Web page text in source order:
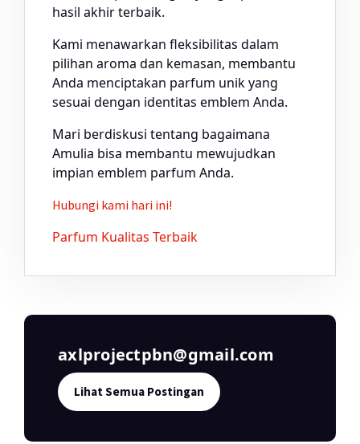
hasil akhir terbaik.
Kami menawarkan fleksibilitas dalam
pilihan aroma dan kemasan, membantu
Anda menciptakan parfum unik yang
sesuai dengan identitas emblem Anda.
Mari berdiskusi tentang bagaimana
Amulia bisa membantu mewujudkan
impian emblem parfum Anda.
Hubungi kami hari ini!
Parfum Kualitas Terbaik
axlprojectpbn@gmail.com
Lihat Semua Postingan